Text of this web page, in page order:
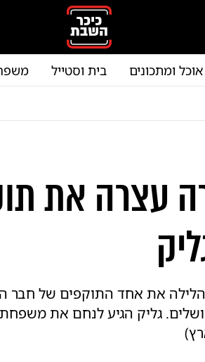
אוכל ומתכונים בית וסטייל
עצרה את
את אחד התוקפים של חבר
גליק הגיע לנחם את